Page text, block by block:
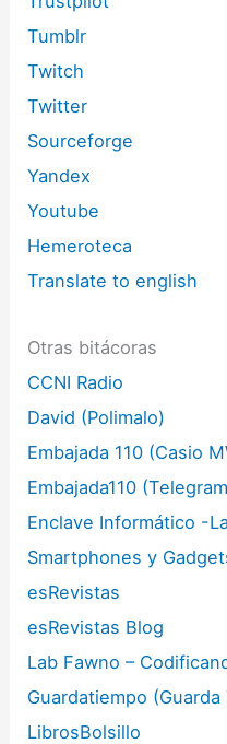
Tumblr
Twitch
Twitter
Sourceforge
Yandex
Youtube
Hemeroteca
Translate to english
Otras bitácoras
CCNI Radio
David (Polimalo)
Embajada 110 (Casio
Embajada110
Enclave Informático -
Smartphones y
esRevistas
esRevistas Blog
Lab Fawno –
Guardatiempo (Guarda
LibrosBolsillo